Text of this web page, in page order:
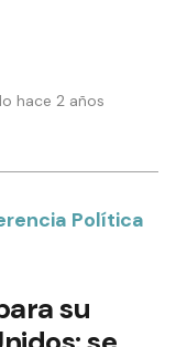
hace 2 años
Política
su